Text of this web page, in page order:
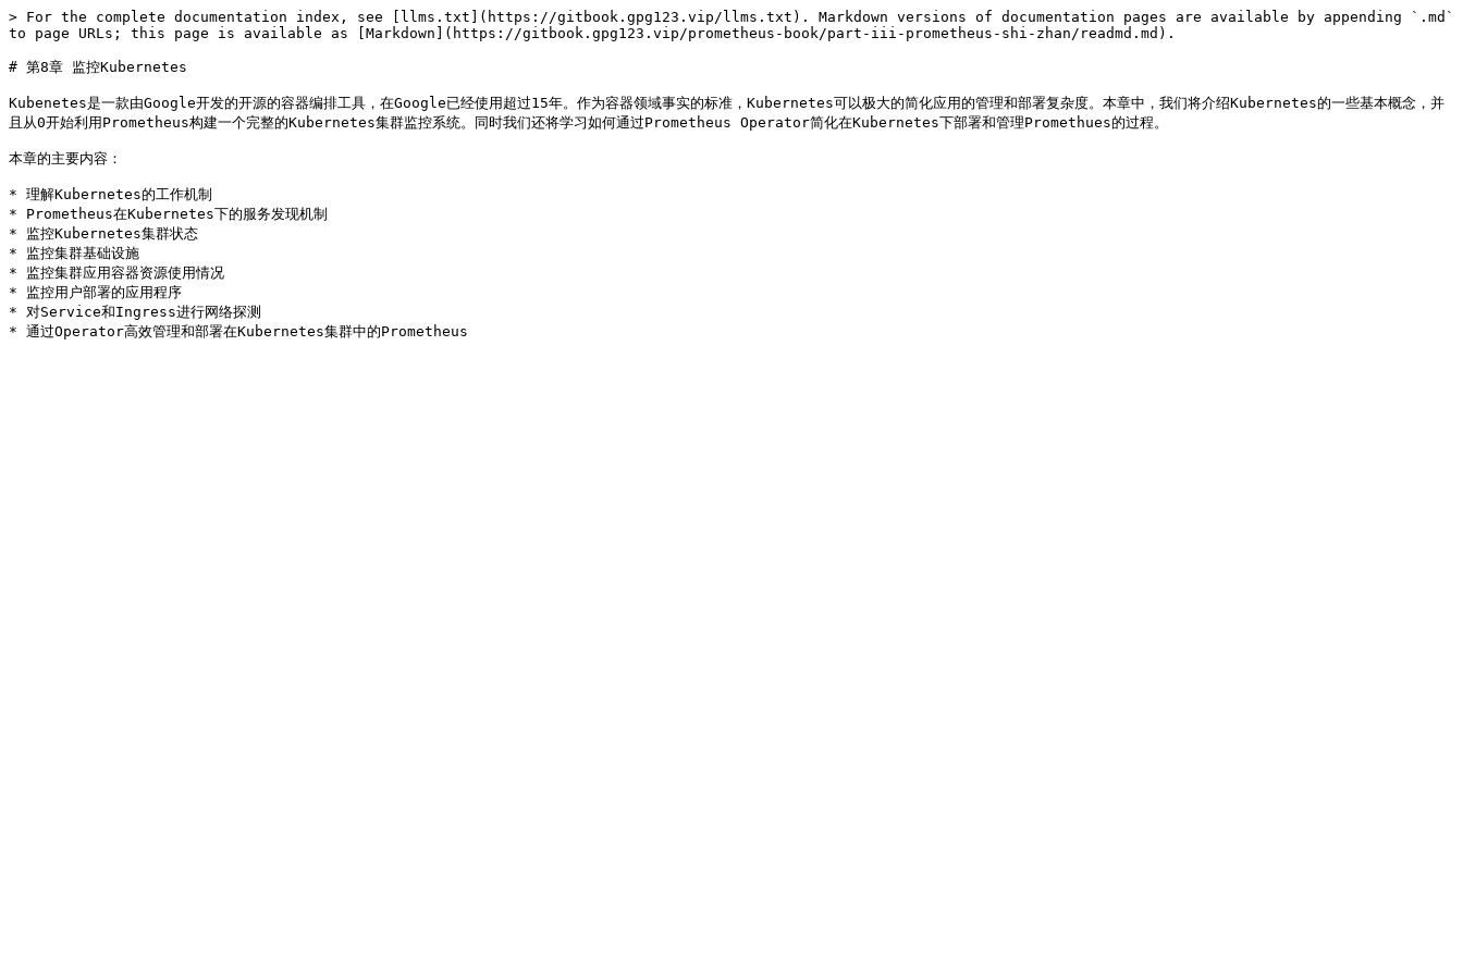
> For the complete documentation index, see [llms.txt](https://gitbook.gpg123.vip/llms.txt). Markdown versions of documentation pages are available by appending `.md`
to page URLs; this page is available as [Markdown](https://gitbook.gpg123.vip/prometheus-book/part-iii-prometheus-shi-zhan/readmd.md).
# 第8章 监控Kubernetes
Kubenetes是一款由Google开发的开源的容器编排工具，在Google已经使用超过15年。作为容器领域事实的标准，Kubernetes可以极大的简化应用的管理和部署复杂度。本章中，我们将介绍Kubernetes的一些基本概念，并
且从0开始利用Prometheus构建一个完整的Kubernetes集群监控系统。同时我们还将学习如何通过Prometheus Operator简化在Kubernetes下部署和管理Promethues的过程。
本章的主要内容：
* 理解Kubernetes的工作机制
* Prometheus在Kubernetes下的服务发现机制
* 监控Kubernetes集群状态
* 监控集群基础设施
* 监控集群应用容器资源使用情况
* 监控用户部署的应用程序
* 对Service和Ingress进行网络探测